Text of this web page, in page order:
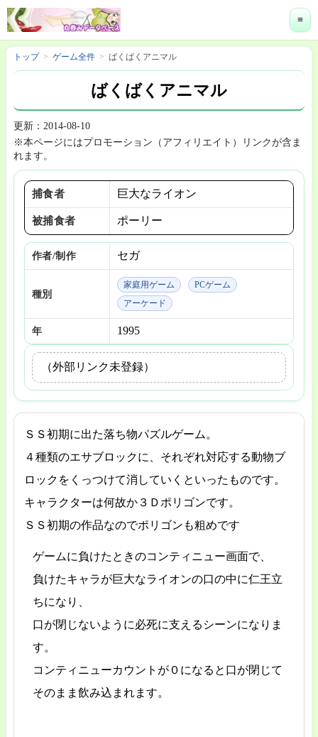
≡
トップ ゲーム全件 ばくばくアニマル
ばくばくアニマル
更新：2014-08-10
※本ページにはプロモーション（アフィリエイト）リンクが含ま
れます。
（外部リンク未登録）
捕食者 巨大なライオン
被捕食者 ポーリー
作者/制作 セガ
種別
家庭用ゲーム
PCゲーム
アーケード
年 1995
ＳＳ初期に出た落ち物パズルゲーム。
４種類のエサブロックに、それぞれ対応する動物ブ
ロックをくっつけて消していくといったものです。
キャラクターは何故か３Ｄポリゴンです。
ＳＳ初期の作品なのでポリゴンも粗めです
ゲームに負けたときのコンティニュー画面で、
負けたキャラが巨大なライオンの口の中に仁王立
ちになり、
口が閉じないように必死に支えるシーンになりま
す。
コンティニューカウントが０になると口が閉じて
そのまま飲み込まれます。